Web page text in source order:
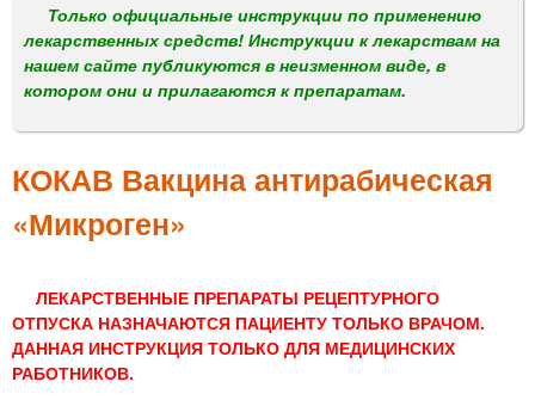
м
е
н
Только официальные инструкции по применению
лекарственных средств! Инструкции к лекарствам на
нашем сайте публикуются в неизменном виде, в
котором они и прилагаются к препаратам.
КОКАВ Вакцина антирабическая
«Микроген»
ЛЕКАРСТВЕННЫЕ ПРЕПАРАТЫ РЕЦЕПТУРНОГО
ОТПУСКА НАЗНАЧАЮТСЯ ПАЦИЕНТУ ТОЛЬКО ВРАЧОМ.
ДАННАЯ ИНСТРУКЦИЯ ТОЛЬКО ДЛЯ МЕДИЦИНСКИХ
РАБОТНИКОВ.